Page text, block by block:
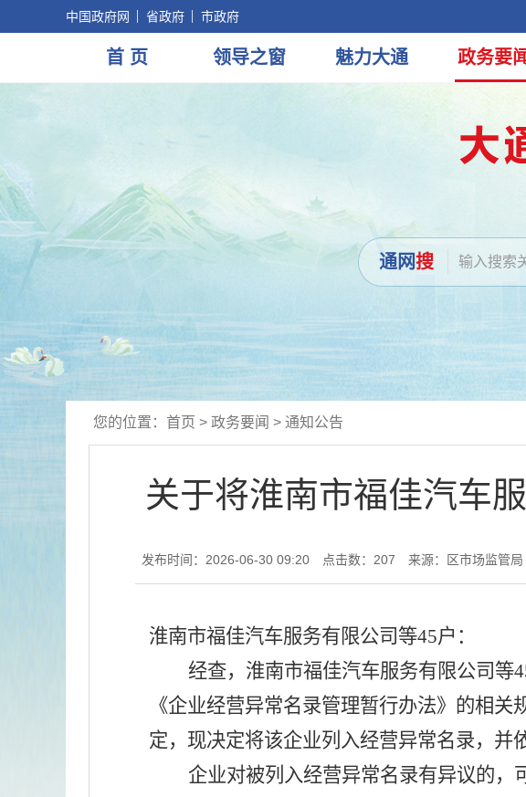
中国政府网 省政府 市政府
首 页 领导之窗 魅力大通 政务要
通网搜
您的位置： 首页 > 政务要闻 > 通知公告
关于将淮南市福佳汽车
发布时间：2026-06-30 09:20 点击数： 207 来源：区市场监管局
淮南市福佳汽车服务有限公司等45户：
经查，淮南市福佳汽车服务有限公司等
《企业经营异常名录管理暂行办法》的相
定，现决定将该企业列入经营异常名录，并
企业对被列入经营异常名录有异议的，